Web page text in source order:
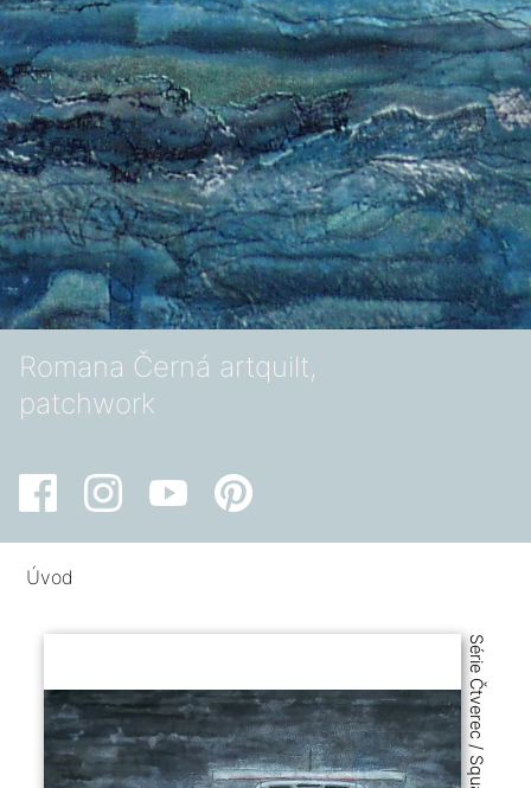
Romana Černá artquilt,
patchwork
Úvod
Série Čtverec / Square